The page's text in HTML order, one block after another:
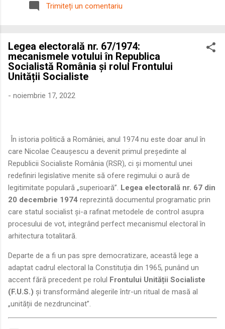
era susținută de o mobilitate socială dinamică și de o libertate
roman – în special a cetățenilor romani ( cives Romani ) în
țesutul urban și rural dobrogean – ne permite să măsurăm cu
precizie profunzimea și ritmul procesului de rom...
Trimiteți un comentariu
Legea electorală nr. 67/1974:
mecanismele votului în Republica
Socialistă România și rolul Frontului
Unității Socialiste
- noiembrie 17, 2022
În istoria politică a României, anul 1974 nu este doar anul în
care Nicolae Ceaușescu a devenit primul președinte al
Republicii Socialiste România (RSR), ci și momentul unei
redefiniri legislative menite să ofere regimului o aură de
legitimitate populară „superioară”. Legea electorală nr. 67 din
20 decembrie 1974 reprezintă documentul programatic prin
care statul socialist și-a rafinat metodele de control asupra
procesului de vot, integrând perfect mecanismul electoral în
arhitectura totalitară.
Departe de a fi un pas spre democratizare, această lege a
adaptat cadrul electoral la Constituția din 1965, punând un
accent fără precedent pe rolul Frontului Unității Socialiste
(F.U.S.) și transformând alegerile într-un ritual de masă al
„unității de nezdruncinat”.